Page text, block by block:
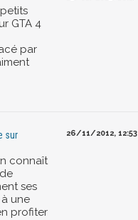
GTA 4
par
sur
connaît
ses
une
profiter
26/11/2012, 12:53